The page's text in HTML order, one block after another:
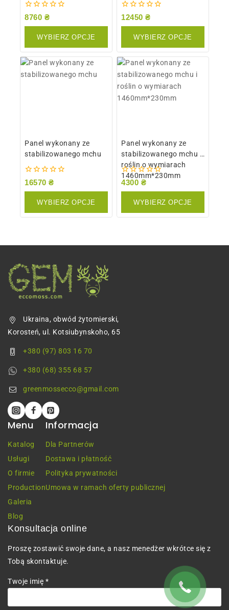
0
8760 ₴
WYBIERZ OPCJE
0
12450 ₴
WYBIERZ OPCJE
Panel wykonany ze
stabilizowanego mchu
0
16570 ₴
WYBIERZ OPCJE
Panel wykonany ze
stabilizowanego mchu i
roślin o wymiarach
1460mm*230mm
0
4300 ₴
WYBIERZ OPCJE
Ukraina, obwód żytomierski,
Korosteń, ul. Kotsiubynskoho, 65
+380 (97) 803 16 70
+380 (68) 355 68 57
greenmossecco@gmail.com
Menu
Katalog
Usługi
O firmie
Production
Galeria
Blog
Informacja
Dla Partnerów
Dostawa i płatność
Polityka prywatności
Umowa w ramach oferty publicznej
Konsultacja online
Proszę zostawić swoje dane, a nasz menedżer wkrótce się z
Tobą skontaktuje.
Twoje imię *